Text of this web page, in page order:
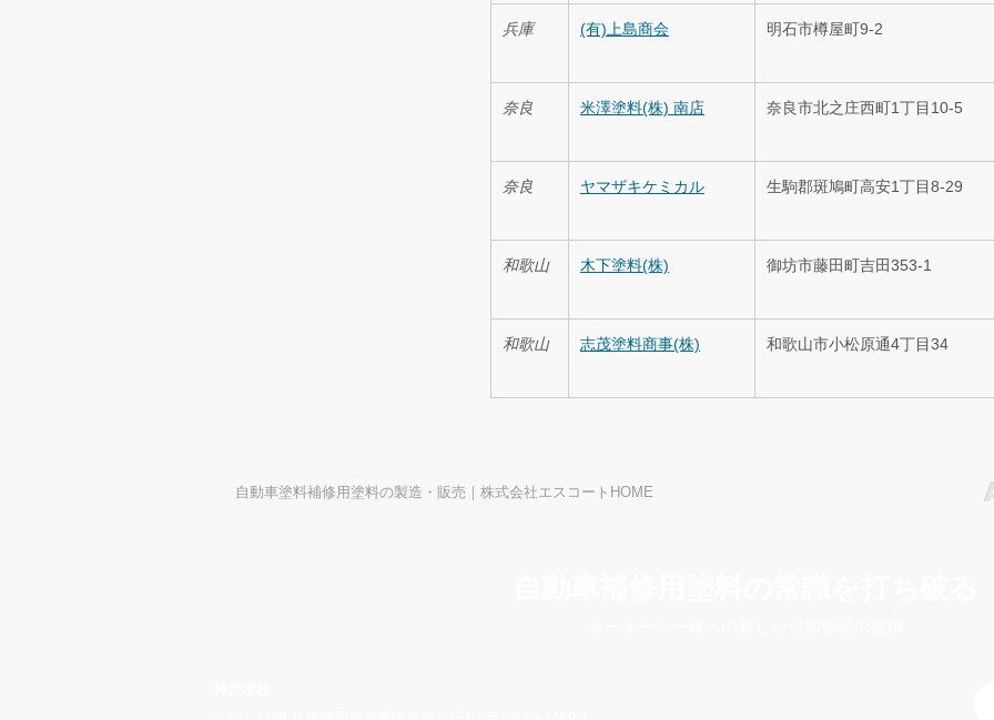
兵庫 (有)上島商会 明石市樽屋町9-2
奈良 米澤塗料(株) 南店 奈良市北之庄西町1丁目10-5
奈良 ヤマザキケミカル 生駒郡斑鳩町高安1丁目8-29
和歌山 木下塗料(株) 御坊市藤田町吉田353-1
和歌山 志茂塗料商事(株) 和歌山市小松原通4丁目34
自動車塗料補修用塗料の製造・販売｜株式会社エスコートHOME